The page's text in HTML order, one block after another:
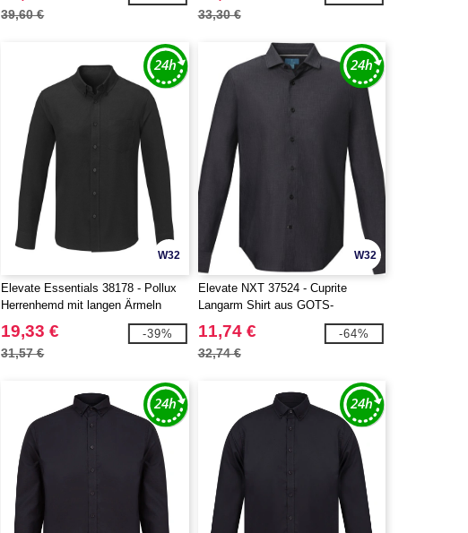
39,60 € 33,30 €
W32
Elevate Essentials 38178 - Pollux
Herrenhemd mit langen Ärmeln
19,33 €
31,57 €
-39%
W32
Elevate NXT 37524 - Cuprite
Langarm Shirt aus GOTS-
zertifizierter Bio-Baumwolle für
Herren
11,74 €
32,74 €
-64%